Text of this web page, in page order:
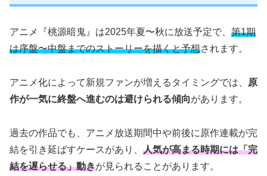
アニメ『桃源暗鬼』は2025年夏〜秋に放送予定で、 第1期
は序盤〜中盤までのストーリーを描くと予想されます。
アニメ化によって新規ファンが増えるタイミングでは、
原
作が一気に終盤へ進むのは避けられる傾向があります。
過去の作品でも、アニメ放送期間中や前後に原作連載が完
結を引き延ばすケースがあり、 人気が高まる時期には「完
結を遅らせる」動きが見られることがあります。